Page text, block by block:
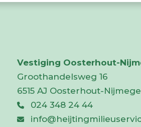
Vestiging Oosterhout-
Groothandelsweg 16
6515 AJ Oosterhout-
024 348 24 44